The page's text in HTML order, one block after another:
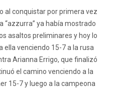
al conquistar por primera vez
“azzurra” ya había mostrado
asaltos preliminares y hoy lo
venciendo 15-7 a la rusa
Arianna Errigo, que finalizó
el camino venciendo a la
15-7 y luego a la campeona